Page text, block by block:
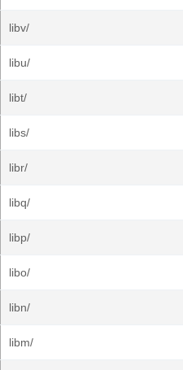
libv/
libu/
libt/
libs/
libr/
libq/
libp/
libo/
libn/
libm/